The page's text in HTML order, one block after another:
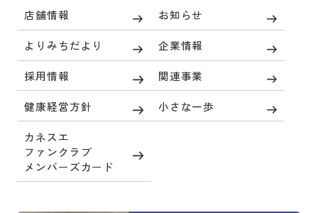
店舗情報
お知らせ
よりみちだより 企業情報
採用情報 関連事業
健康経営方針 小さな一歩
カネスエ
ファンクラブ
メンバーズカード